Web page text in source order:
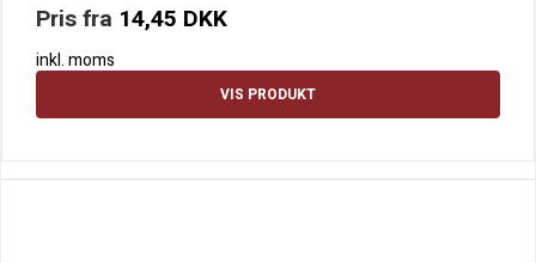
Pris fra 14,45 DKK
inkl. moms
VIS PRODUKT